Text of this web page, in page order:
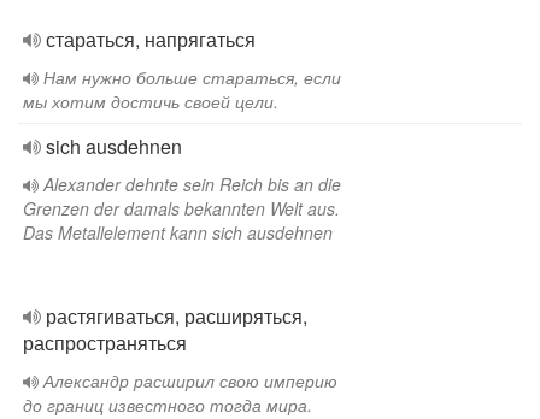
стараться, напрягаться
Нам нужно больше стараться, если
мы хотим достичь своей цели.
sich ausdehnen
Alexander dehnte sein Reich bis an die
Grenzen der damals bekannten Welt aus.
Das Metallelement kann sich ausdehnen
растягиваться, расширяться,
распространяться
Александр расширил свою империю
до границ известного тогда мира.